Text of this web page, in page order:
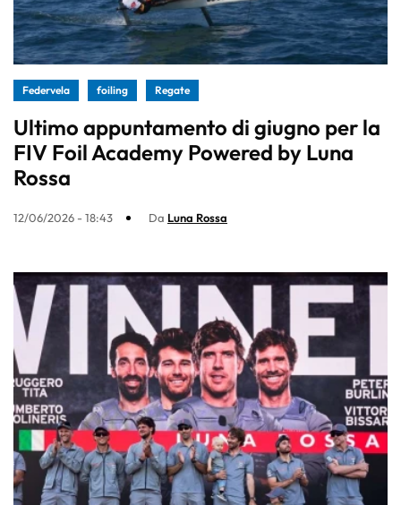
Federvela foiling Regate
Ultimo appuntamento di giugno per la
FIV Foil Academy Powered by Luna
Rossa
12/06/2026 - 18:43 Da Luna Rossa